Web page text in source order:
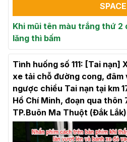
SPACE
Khi mũi tên màu trắng thứ
lăng thì bấm
Tình huống số 111: [Tai
xe tải chỗ đường cong, đâm
ngược chiều Tai nạn tại km
Hồ Chí Minh, đoạn qua thôn
TP.Buôn Ma Thuột (Đắk Lắk)